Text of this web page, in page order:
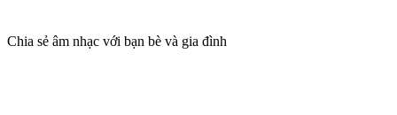
Chia sẻ âm nhạc với bạn bè và gia đình